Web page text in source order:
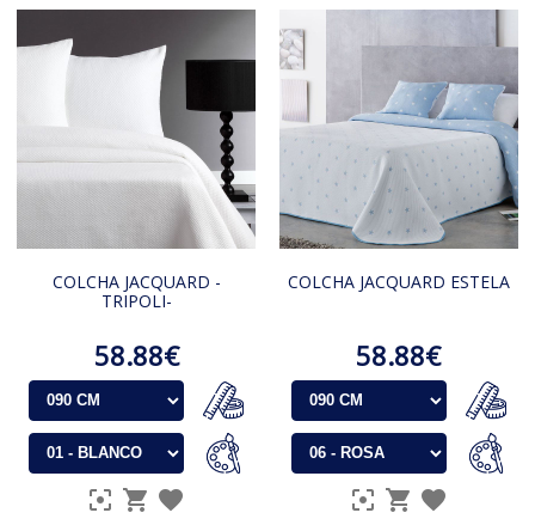
COLCHA JACQUARD -
TRIPOLI-
58.88€
COLCHA JACQUARD ESTELA
58.88€